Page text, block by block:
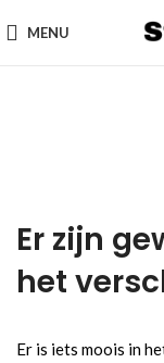
MENU
Er zijn
het
Er is iets moois in